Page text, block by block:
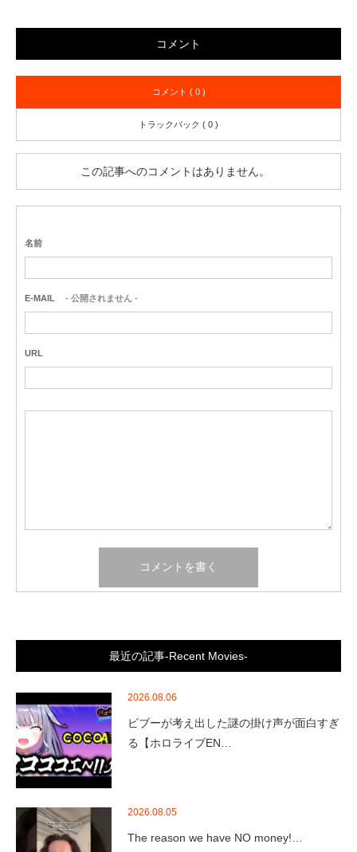
コメント
コメント ( 0 )
トラックバック ( 0 )
この記事へのコメントはありません。
名前
E-MAIL - 公開されません -
URL
最近の記事-Recent Movies-
2026.08.06
ビブーが考え出した謎の掛け声が面白すぎ
る【ホロライブEN…
2026.08.05
The reason we have NO money!…